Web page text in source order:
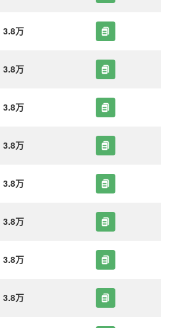
3.8万
3.8万
3.8万
3.8万
3.8万
3.8万
3.8万
3.8万